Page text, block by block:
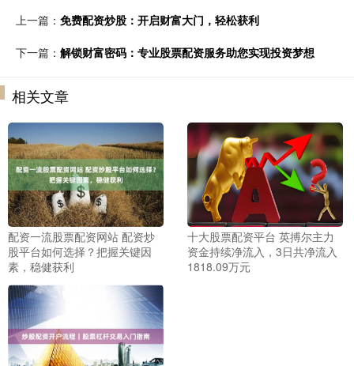
上一篇： 免费配资炒股：开启财富大门，轻松获利
下一篇： 解锁财富密码：专业股票配资服务助您实现投资梦想
相关文章
配资一流股票配资网站 配资炒
股平台如何选择？把握关键因
素，稳健获利
十大股票配资平台 英搏尔主力
资金持续净流入，3日共净流入
1818.09万元